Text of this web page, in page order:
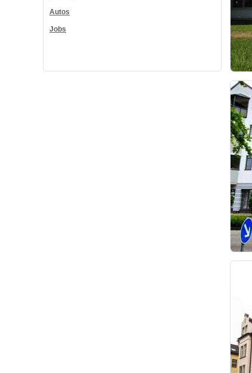
Autos
Jobs